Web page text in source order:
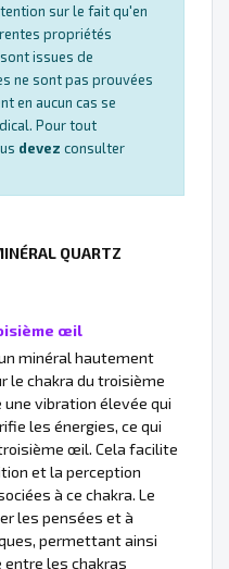
sur le fait qu'en
propriétés
issues de
ne sont pas prouvées
en aucun cas se
Pour tout
devez consulter
QUARTZ
œil
minéral hautement
le chakra du troisième
vibration élevée qui
les énergies, ce qui
œil. Cela facilite
et la perception
à ce chakra. Le
les pensées et à
permettant ainsi
les chakras